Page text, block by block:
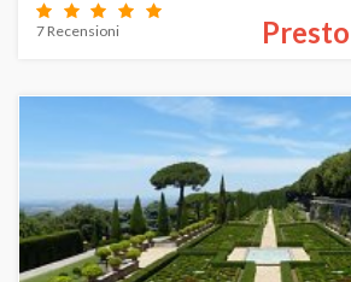
7 Recensioni